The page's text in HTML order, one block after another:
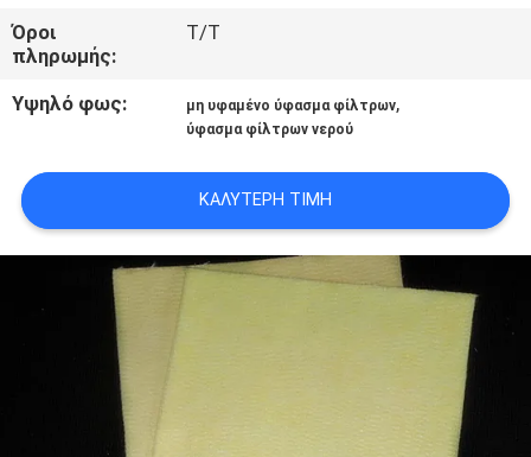
ΖΗΤΉΣΤΕ
ΈΝΑ
ΑΠΌΣΠΑΣΜΑ
SITEMAP
PRIVACY
Όροι
πληρωμής:
T/T
Υψηλό φως: μη υφαμένο ύφασμα φίλτρων,
ύφασμα φίλτρων νερού
ΚΑΛΎΤΕΡΗ ΤΙΜΉ